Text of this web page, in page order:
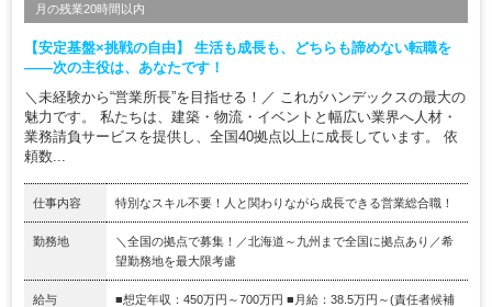
月の残業20時間以内
【安定基盤×挑戦の自由】 生活も成長も、どちらも諦めない転職を
——次の主役は、あなたです！
＼未経験から“営業所長”を目指せる！／ これがハンデックスの最大の
魅力です。 私たちは、建築・物流・イベントと幅広い業界へ人材・
業務請負サービスを提供し、全国40拠点以上に成長しています。 依
頼数...
仕事内容 特別なスキル不要！人と関わりながら成長できる営業総合職！
勤務地
＼全国の拠点で募集！／北海道～九州まで全国に拠点あり／希
望勤務地を最大限考慮
給与
■想定年収：450万円～700万円 ■月給：38.5万円～(責任者候補